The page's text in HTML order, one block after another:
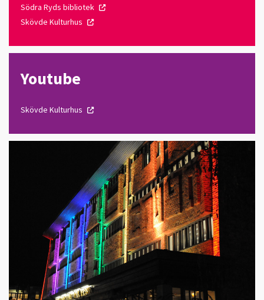
Södra Ryds bibliotek
Skövde Kulturhus
Youtube
Skövde Kulturhus